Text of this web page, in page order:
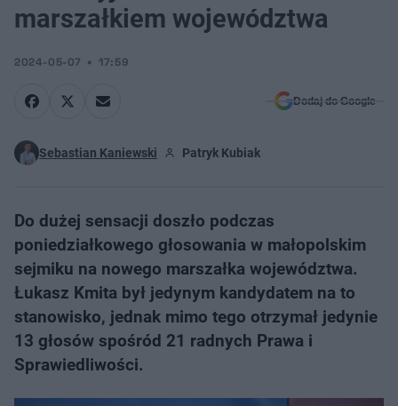
marszałkiem województwa
2024-05-07 17:59
Dodaj do Google
Sebastian Kaniewski Patryk Kubiak
Do dużej sensacji doszło podczas
poniedziałkowego głosowania w małopolskim
sejmiku na nowego marszałka województwa.
Łukasz Kmita był jedynym kandydatem na to
stanowisko, jednak mimo tego otrzymał jedynie
13 głosów spośród 21 radnych Prawa i
Sprawiedliwości.